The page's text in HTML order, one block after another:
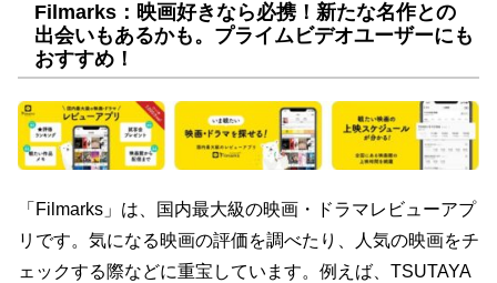
Filmarks：映画好きなら必携！新たな名作との
出会いもあるかも。プライムビデオユーザーにも
おすすめ！
「Filmarks」は、国内最大級の映画・ドラマレビューアプ
リです。気になる映画の評価を調べたり、人気の映画をチ
ェックする際などに重宝しています。例えば、TSUTAYA